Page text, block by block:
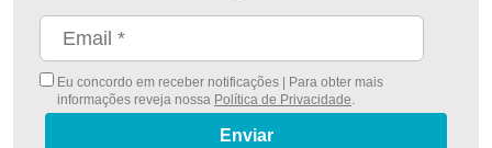
Eu concordo em receber notificações | Para obter mais
informações reveja nossa Política de Privacidade.
Enviar